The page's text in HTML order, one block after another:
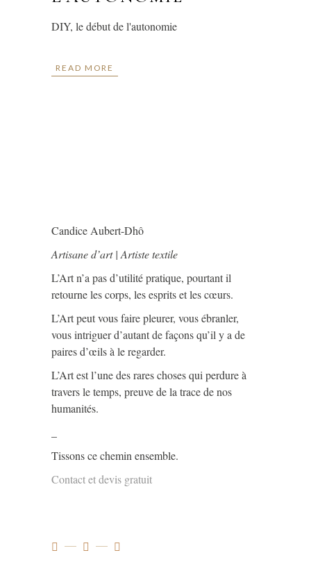
DIY, le début de l'autonomie
READ MORE
Candice Aubert-Dhô
Artisane d’art | Artiste textile
L’Art n’a pas d’utilité pratique, pourtant il
retourne les corps, les esprits et les cœurs.
L’Art peut vous faire pleurer, vous ébranler,
vous intriguer d’autant de façons qu’il y a de
paires d’œils à le regarder.
L’Art est l’une des rares choses qui perdure à
travers le temps, preuve de la trace de nos
humanités.
Tissons ce chemin ensemble.
Contact et devis gratuit